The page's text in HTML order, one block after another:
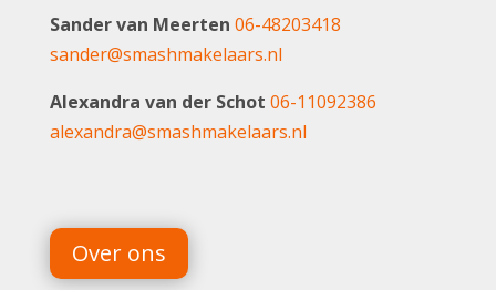
Sander van Meerten 06-48203418
sander@smashmakelaars.nl
Alexandra van der Schot 06-11092386
alexandra@smashmakelaars.nl
Over ons